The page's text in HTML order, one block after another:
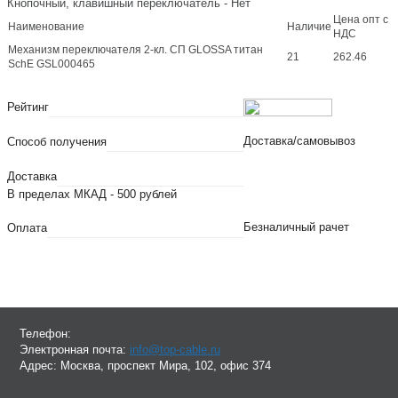
Кнопочный, клавишный переключатель - Нет
Наименование Наличие
Цена опт с
НДС
Механизм переключателя 2-кл. СП GLOSSA титан
SchE GSL000465
21 262.46
Рейтинг
Способ получения Доставка/самовывоз
Доставка
В пределах МКАД - 500 рублей
Оплата Безналичный рачет
Телефон:
Электронная почта: info@top-cable.ru
Адрес: Москва, проспект Мира, 102, офис 374